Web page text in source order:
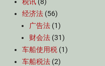
经济法 (56)
广告法 (1)
财会法 (31)
车船使用税 (1)
车船税法 (2)